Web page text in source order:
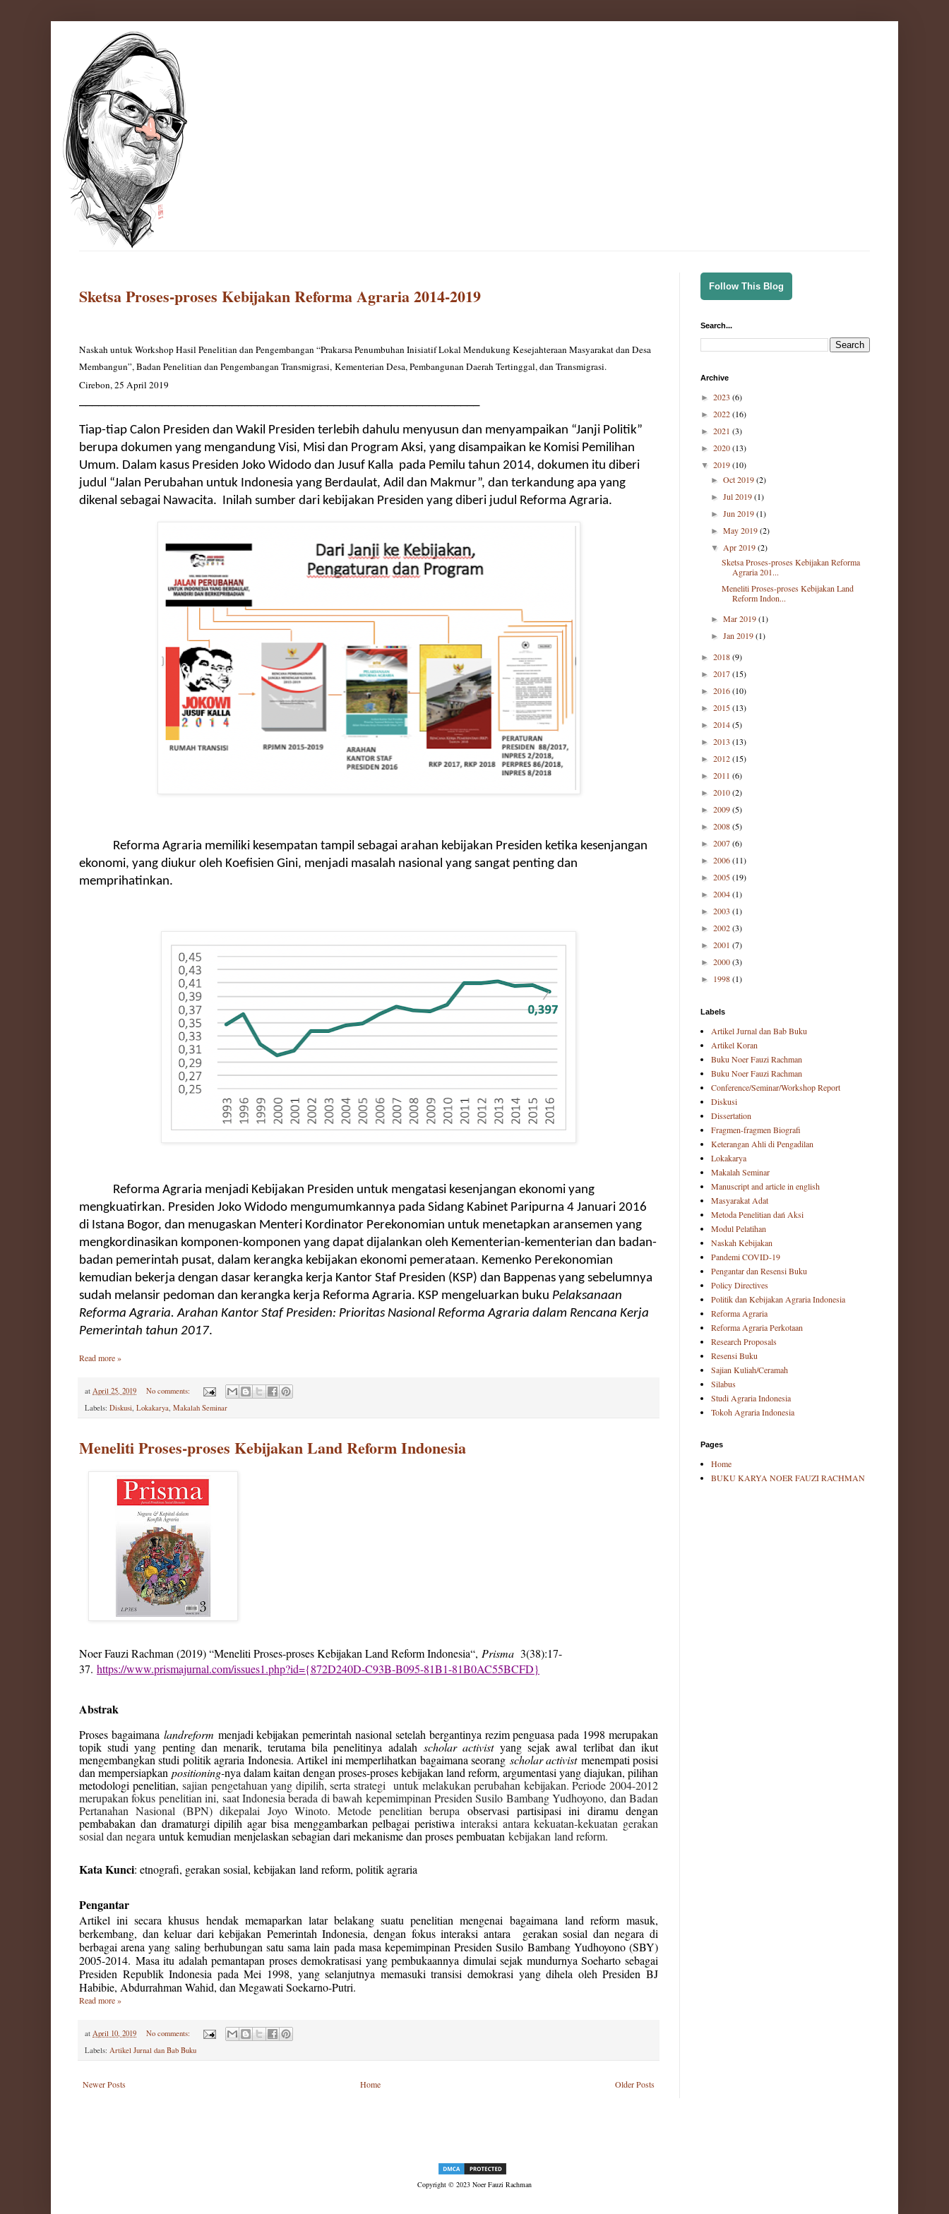
Sketsa Proses-proses Kebijakan Reforma Agraria 2014-2019
Naskah untuk Workshop Hasil Penelitian dan Pengembangan “Prakarsa Penumbuhan Inisiatif Lokal Mendukung Kesejahteraan Masyarakat dan Desa
Membangun”, Badan Penelitian dan Pengembangan Transmigrasi, Kementerian Desa, Pembangunan Daerah Tertinggal, dan Transmigrasi.
Cirebon, 25 April 2019
Tiap-tiap Calon Presiden dan Wakil Presiden terlebih dahulu menyusun dan menyampaikan “Janji Politik”
berupa dokumen yang mengandung Visi, Misi dan Program Aksi, yang disampaikan ke Komisi Pemilihan
Umum. Dalam kasus Presiden Joko Widodo dan Jusuf Kalla pada Pemilu tahun 2014, dokumen itu diberi
judul “Jalan Perubahan untuk Indonesia yang Berdaulat, Adil dan Makmur”, dan terkandung apa yang
dikenal sebagai Nawacita. Inilah sumber dari kebijakan Presiden yang diberi judul Reforma Agraria.
Reforma Agraria memiliki kesempatan tampil sebagai arahan kebijakan Presiden ketika kesenjangan
ekonomi, yang diukur oleh Koefisien Gini, menjadi masalah nasional yang sangat penting dan
memprihatinkan.
Reforma Agraria menjadi Kebijakan Presiden untuk mengatasi kesenjangan ekonomi yang
mengkuatirkan. Presiden Joko Widodo mengumumkannya pada Sidang Kabinet Paripurna 4 Januari 2016
di Istana Bogor, dan menugaskan Menteri Kordinator Perekonomian untuk menetapkan aransemen yang
mengkordinasikan komponen-komponen yang dapat dijalankan oleh Kementerian-kementerian dan badan-
badan pemerintah pusat, dalam kerangka kebijakan ekonomi pemerataan. Kemenko Perekonomian
kemudian bekerja dengan dasar kerangka kerja Kantor Staf Presiden (KSP) dan Bappenas yang sebelumnya
sudah melansir pedoman dan kerangka kerja Reforma Agraria. KSP mengeluarkan buku Pelaksanaan
Reforma Agraria. Arahan Kantor Staf Presiden: Prioritas Nasional Reforma Agraria dalam Rencana Kerja
Pemerintah tahun 2017.
Read more »
at April 25, 2019
No comments:
Labels: Diskusi, Lokakarya, Makalah Seminar
Meneliti Proses-proses Kebijakan Land Reform Indonesia
Noer Fauzi Rachman (2019)“Meneliti Proses-proses Kebijakan Land Reform Indonesia“, Prisma 3(38):17-
37. https://www.prismajurnal.com/issues1.php?id={872D240D-C93B-B095-81B1-81B0AC55BCFD}
Abstrak
Proses bagaimana landreform menjadi kebijakan pemerintah nasional setelah bergantinya rezim penguasa pada 1998 merupakan
topik studi yang penting dan menarik, terutama bila penelitinya adalah scholar activistyang sejak awal terlibat dan ikut
mengembangkan studi politik agraria Indonesia. Artikel ini memperlihatkan bagaimana seorang scholar activist menempati posisi
dan mempersiapkan positioning-nya dalam kaitan dengan proses-proses kebijakan land reform, argumentasi yang diajukan, pilihan
metodologi penelitian,sajian pengetahuan yang dipilih, serta strategi untuk melakukan perubahan kebijakan. Periode 2004-2012
merupakan fokus penelitian ini, saat Indonesia berada di bawah kepemimpinan Presiden Susilo Bambang Yudhoyono, dan Badan
Pertanahan Nasional (BPN) dikepalai Joyo Winoto. Metode penelitian berupaobservasi partisipasi ini diramu dengan
pembabakan dan dramaturgi dipilih agar bisa menggambarkan pelbagai peristiwa interaksi antara kekuatan-kekuatan gerakan
sosial dan negara untuk kemudian menjelaskan sebagian dari mekanisme dan proses pembuatan kebijakan land reform.
Kata Kunci: etnografi, gerakan sosial, kebijakan land reform, politik agraria
Pengantar
Artikel ini secara khusus hendak memaparkan latar belakang suatu penelitian mengenai bagaimana land reformmasuk,
berkembang, dan keluar dari kebijakan Pemerintah Indonesia, dengan fokus interaksi antara
gerakan sosial dan negara di
berbagai arena yang saling berhubungan satu sama lain pada masa kepemimpinan Presiden Susilo Bambang Yudhoyono (SBY)
2005-2014. Masa itu adalah pemantapan proses demokratisasi yang pembukaannya dimulai sejak mundurnya Soeharto sebagai
Presiden Republik Indonesia pada Mei 1998, yang selanjutnya memasuki transisi demokrasi yang dihela oleh Presiden BJ
Habibie, Abdurrahman Wahid, dan Megawati Soekarno-Putri.
Read more »
at April 10, 2019
No comments:
Labels: Artikel Jurnal dan Bab Buku
Newer Posts Older Posts
Home
Follow This Blog
Search...
Archive
► 2023 (6)
► 2022(16)
► 2021 (3)
► 2020(13)
▼ 2019(10)
►Oct 2019(2)
►Jul 2019(1)
►Jun 2019(1)
►May 2019(2)
▼Apr 2019(2)
Sketsa Proses-proses Kebijakan Reforma
Agraria 201...
Meneliti Proses-proses Kebijakan Land
Reform Indon...
►Mar 2019(1)
►Jan 2019(1)
► 2018(9)
► 2017(15)
► 2016(10)
► 2015(13)
► 2014(5)
► 2013 (13)
► 2012(15)
► 2011 (6)
► 2010(2)
► 2009(5)
► 2008(5)
► 2007(6)
► 2006(11)
► 2005(19)
► 2004(1)
► 2003 (1)
► 2002(3)
► 2001 (7)
► 2000(3)
► 1998(1)
Labels
Artikel Jurnal dan Bab Buku
Artikel Koran
Buku Noer Fauzi Rachman
Buku Noer Fauzi Rachman
Conference/Seminar/Workshop Report
Diskusi
Dissertation
Fragmen-fragmen Biografi
Keterangan Ahli di Pengadilan
Lokakarya
Makalah Seminar
Manuscript and article in english
Masyarakat Adat
Metoda Penelitian dań Aksi
Modul Pelatihan
Naskah Kebijakan
Pandemi COVID-19
Pengantar dan Resensi Buku
Policy Directives
Politik dan Kebijakan Agraria Indonesia
Reforma Agraria
Reforma Agraria Perkotaan
Research Proposals
Resensi Buku
Sajian Kuliah/Ceramah
Silabus
Studi Agraria Indonesia
Tokoh Agraria Indonesia
Pages
Home
BUKU KARYA NOER FAUZI RACHMAN
Copyright © 2023 Noer Fauzi Rachman